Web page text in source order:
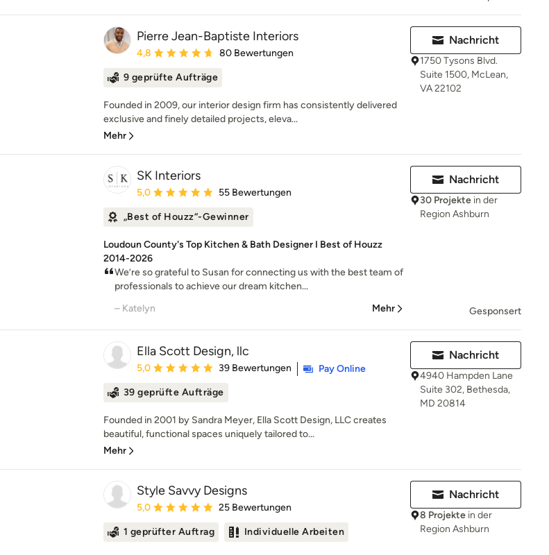
Pierre Jean-Baptiste Interiors
Durchschnittliche Bewertung: 4.8 von 5 Sternen
4,8 80 Bewertungen
9 geprüfte Aufträge
Founded in 2009, our interior design firm has consistently delivered
exclusive and finely detailed projects, eleva...
Mehr
Nachricht
1750 Tysons Blvd.
Suite 1500, McLean,
VA 22102
SK Interiors
Durchschnittliche Bewertung: 5 von 5 Sternen
5,0 55 Bewertungen
„Best of Houzz“-Gewinner
Loudoun County's Top Kitchen & Bath Designer I Best of Houzz
2014-2026
We’re so grateful to Susan for connecting us with the best team of
professionals to achieve our dream kitchen...
– Katelyn
Mehr
Nachricht
30 Projekte in der
Region Ashburn
Gesponsert
Ella Scott Design, llc
Durchschnittliche Bewertung: 5 von 5 Sternen
5,0 39 Bewertungen
Pay Online
39 geprüfte Aufträge
Founded in 2001 by Sandra Meyer, Ella Scott Design, LLC creates
beautiful, functional spaces uniquely tailored to...
Mehr
Nachricht
4940 Hampden Lane
Suite 302, Bethesda,
MD 20814
Style Savvy Designs
Durchschnittliche Bewertung: 5 von 5 Sternen
5,0 25 Bewertungen
1 geprüfter Auftrag Individuelle Arbeiten
Nachricht
8 Projekte in der
Region Ashburn